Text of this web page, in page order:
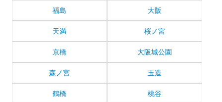
福島 大阪
天満 桜ノ宮
京橋 大阪城公園
森ノ宮 玉造
鶴橋 桃谷